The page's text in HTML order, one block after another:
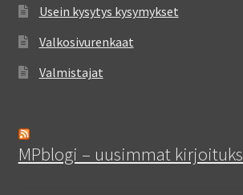
Usein kysytys kysymykset
Valkosivurenkaat
Valmistajat
MPblogi – uusimmat